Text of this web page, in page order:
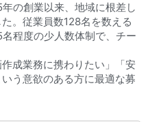
の創業以来、地域に根差し
。従業員数128名を数える
程度の少人数体制で、チー
成業務に携わりたい」「安
う意欲のある方に最適な募